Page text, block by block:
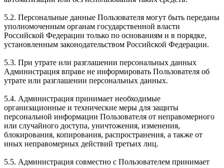
5.2. Персональные данные Пользователя могут быть переданы
уполномоченным органам государственной власти
Российской Федерации только по основаниям и в порядке,
установленным законодательством Российской Федерации.
5.3. При утрате или разглашении персональных данных
Администрация вправе не информировать Пользователя об
утрате или разглашении персональных данных.
5.4. Администрация принимает необходимые
организационные и технические меры для защиты
персональной информации Пользователя от неправомерного
или случайного доступа, уничтожения, изменения,
блокирования, копирования, распространения, а также от
иных неправомерных действий третьих лиц.
5.5. Администрация совместно с Пользователем принимает